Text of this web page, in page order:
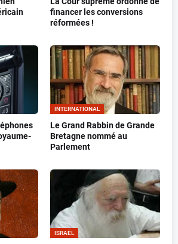
financer les conversions
réformées !
INTERNATIONAL
Le Grand Rabbin de Grande
Bretagne nommé au
Parlement
ISRAËL